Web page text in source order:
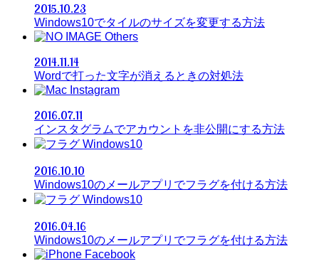
2015.10.23
Windows10でタイルのサイズを変更する方法
Others
2014.11.14
Wordで打った文字が消えるときの対処法
Instagram
2016.07.11
インスタグラムでアカウントを非公開にする方法
Windows10
2016.10.10
Windows10のメールアプリでフラグを付ける方法
Windows10
2016.04.16
Windows10のメールアプリでフラグを付ける方法
Facebook